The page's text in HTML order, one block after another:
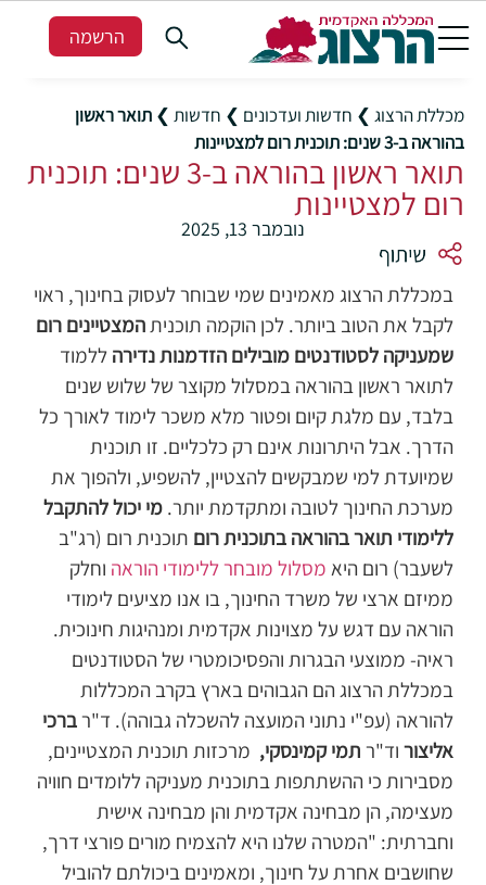
הרשמה
מכללת הרצוג ❯ חדשות ועדכונים ❯ חדשות ❯ תואר ראשון
בהוראה ב-3 שנים: תוכנית רום למצטיינות
תואר ראשון בהוראה ב-3 שנים: תוכנית
רום למצטיינות
נובמבר 13, 2025
במכללת הרצוג מאמינים שמי שבוחר לעסוק בחינוך, ראוי
לקבל את הטוב ביותר. לכן הוקמה תוכנית המצטיינים רום
שמעניקה לסטודנטים מובילים הזדמנות נדירה ללמוד
לתואר ראשון בהוראה במסלול מקוצר של שלוש שנים
בלבד, עם מלגת קיום ופטור מלא משכר לימוד לאורך כל
הדרך. אבל היתרונות אינם רק כלכליים. זו תוכנית
שמיועדת למי שמבקשים להצטיין, להשפיע, ולהפוך את
מערכת החינוך לטובה ומתקדמת יותר. מי יכול להתקבל
ללימודי תואר בהוראה בתוכנית רום תוכנית רום (רג"ב
לשעבר) רום היא מסלול מובחר ללימודי הוראה וחלק
ממיזם ארצי של משרד החינוך, בו אנו מציעים לימודי
הוראה עם דגש על מצוינות אקדמית ומנהיגות חינוכית.
ראיה- ממוצעי הבגרות והפסיכומטרי של הסטודנטים
במכללת הרצוג הם הגבוהים בארץ בקרב המכללות
להוראה (עפ"י נתוני המועצה להשכלה גבוהה). ד"רברכי
אליצור וד"ר תמי קמינסקי, מרכזות תוכנית המצטיינים,
מסבירות כי ההשתתפות בתוכנית מעניקה ללומדים חוויה
מעצימה, הן מבחינה אקדמית והן מבחינה אישית
וחברתית: "המטרה שלנו היא להצמיח מורים פורצי דרך,
שחושבים אחרת על חינוך, ומאמינים ביכולתם להוביל